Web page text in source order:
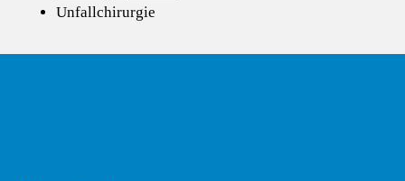
Unfallchirurgie